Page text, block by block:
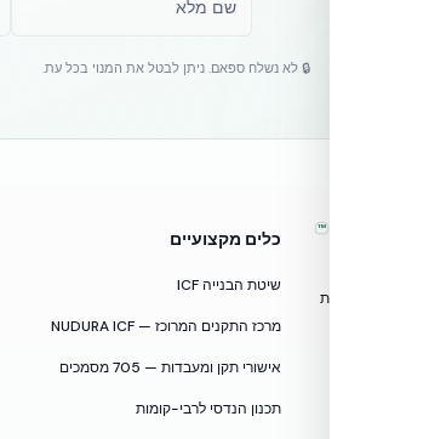
🔒 לא נשלח ספאם. ניתן לבטל את המנוי בכל עת.
™
הדרכה מקצועית
כלים מקצועיים
שיטת הבנייה ICF
מרכז התקנים המרוכז — NUDURA ICF
אישורי תקן ומעבדות — 705 מסמכים
תכנון הנדסי לרבי-קומות